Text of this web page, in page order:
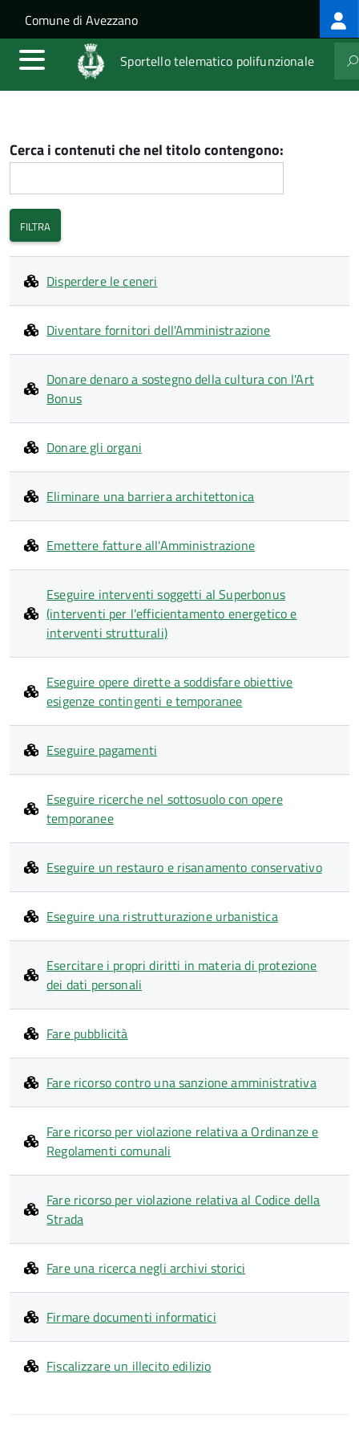
Salta al contenuto principale
Skip to site navigation
Comune di Avezzano
Sportello telematico polifunzionale
Cerca i contenuti che nel titolo contengono:
Disperdere le ceneri
Diventare fornitori dell'Amministrazione
Donare denaro a sostegno della cultura con l'Art
Bonus
Donare gli organi
Eliminare una barriera architettonica
Emettere fatture all'Amministrazione
Eseguire interventi soggetti al Superbonus
(interventi per l'efficientamento energetico e
interventi strutturali)
Eseguire opere dirette a soddisfare obiettive
esigenze contingenti e temporanee
Eseguire pagamenti
Eseguire ricerche nel sottosuolo con opere
temporanee
Eseguire un restauro e risanamento conservativo
Eseguire una ristrutturazione urbanistica
Esercitare i propri diritti in materia di protezione
dei dati personali
Fare pubblicità
Fare ricorso contro una sanzione amministrativa
Fare ricorso per violazione relativa a Ordinanze e
Regolamenti comunali
Fare ricorso per violazione relativa al Codice della
Strada
Fare una ricerca negli archivi storici
Firmare documenti informatici
Fiscalizzare un illecito edilizio